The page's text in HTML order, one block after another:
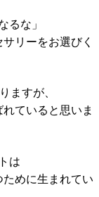
るな」
リーをお選びく
ますが、
ていると思いま
は
めに生まれてい